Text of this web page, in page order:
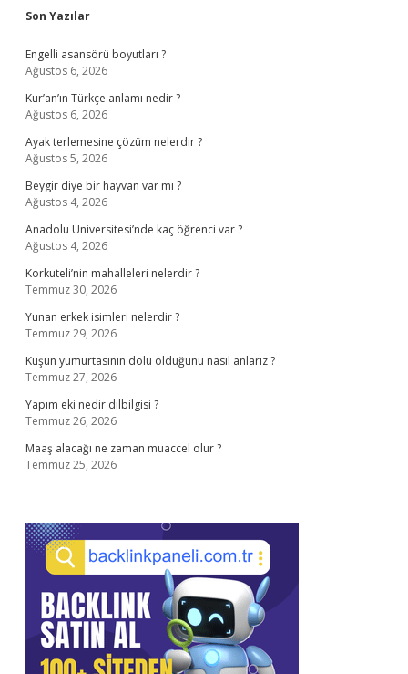
Sidebar
Son Yazılar
Engelli asansörü boyutları ?
Ağustos 6, 2026
Kur’an’ın Türkçe anlamı nedir ?
Ağustos 6, 2026
Ayak terlemesine çözüm nelerdir ?
Ağustos 5, 2026
Beygir diye bir hayvan var mı ?
Ağustos 4, 2026
Anadolu Üniversitesi’nde kaç öğrenci var ?
Ağustos 4, 2026
Korkuteli’nin mahalleleri nelerdir ?
Temmuz 30, 2026
Yunan erkek isimleri nelerdir ?
Temmuz 29, 2026
Kuşun yumurtasının dolu olduğunu nasıl anlarız ?
Temmuz 27, 2026
Yapım eki nedir dilbilgisi ?
Temmuz 26, 2026
Maaş alacağı ne zaman muaccel olur ?
Temmuz 25, 2026